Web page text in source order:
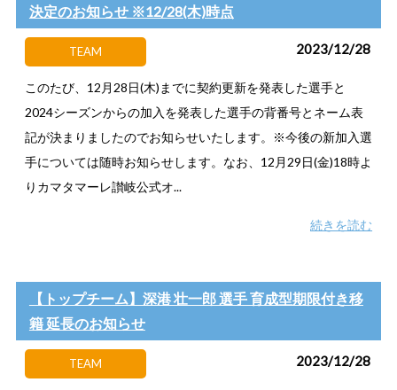
決定のお知らせ ※12/28(木)時点
TEAM 2023/12/28
このたび、12月28日(木)までに契約更新を発表した選手と
2024シーズンからの加入を発表した選手の背番号とネーム表
記が決まりましたのでお知らせいたします。※今後の新加入選
手については随時お知らせします。なお、12月29日(金)18時よ
りカマタマーレ讃岐公式オ...
続きを読む
【トップチーム】深港 壮一郎 選手 育成型期限付き移
籍 延長のお知らせ
TEAM 2023/12/28